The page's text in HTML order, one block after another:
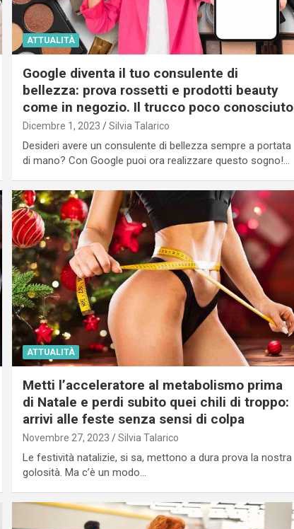
ATTUALITÀ
Google diventa il tuo consulente di
bellezza: prova rossetti e prodotti beauty
come in negozio. Il trucco poco conosciuto
Dicembre 1, 2023 Silvia Talarico
Desideri avere un consulente di bellezza sempre a portata
di mano? Con Google puoi ora realizzare questo sogno!…
ATTUALITÀ
Metti l’acceleratore al metabolismo prima
di Natale e perdi subito quei chili di troppo:
arrivi alle feste senza sensi di colpa
Novembre 27, 2023 Silvia Talarico
Le festività natalizie, si sa, mettono a dura prova la nostra
golosità. Ma c’è un modo…